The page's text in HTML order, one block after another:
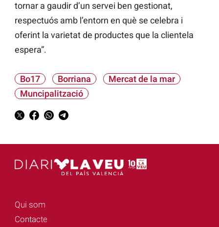
tornar a gaudir d’un servei ben gestionat,
respectuós amb l’entorn en què se celebra i
oferint la varietat de productes que la clientela
espera”.
Bo17 Borriana
Mercat de la mar
Muncipalització
Qui som
Contacte